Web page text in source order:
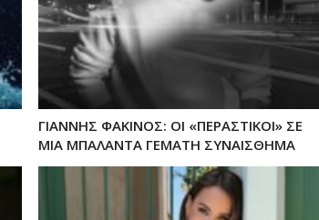
ΓΙΑΝΝΗΣ ΦΑΚΙΝΟΣ: ΟΙ «ΠΕΡΑΣΤΙΚΟΙ» ΣΕ
ΜΙΑ ΜΠΑΛΑΝΤΑ ΓΕΜΑΤΗ ΣΥΝΑΙΣΘΗΜΑ